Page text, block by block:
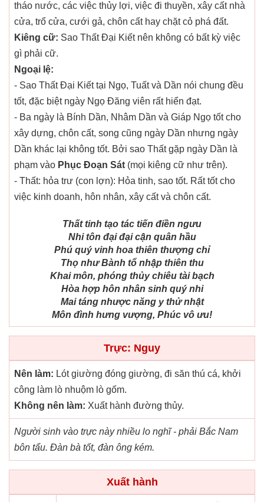
tháo nước, các việc thủy lợi, việc đi thuyền, xây cất nhà
cửa, trổ cửa, cưới gả, chôn cất hay chặt cỏ phá đất.
Kiêng cữ: Sao Thất Đại Kiết nên không có bất kỳ việc
gì phải cữ.
Ngoại lệ:
- Sao Thất Đại Kiết tại Ngọ, Tuất và Dần nói chung đều
tốt, đặc biệt ngày Ngọ Đăng viên rất hiển đạt.
- Ba ngày là Bính Dần, Nhâm Dần và Giáp Ngọ tốt cho
xây dựng, chôn cất, song cũng ngày Dần nhưng ngày
Dần khác lại không tốt. Bởi sao Thất gặp ngày Dần là
phạm vào Phục Đoạn Sát (mọi kiêng cữ như trên).
- Thất: hỏa trư (con lợn): Hỏa tinh, sao tốt. Rất tốt cho
việc kinh doanh, hôn nhân, xây cất và chôn cất.
Thất tinh tạo tác tiến điền ngưu
Nhi tôn đại đại cận quân hầu
Phú quý vinh hoa thiên thượng chỉ
Thọ như Bành tổ nhập thiên thu
Khai môn, phóng thủy chiêu tài bạch
Hòa hợp hôn nhân sinh quý nhi
Mai táng nhược năng y thử nhật
Môn đình hưng vượng, Phúc vô ưu!
Trực: Nguy
Nên làm: Lót giường đóng giường, đi săn thú cá, khởi
công làm lò nhuộm lò gốm.
Không nên làm: Xuất hành đường thủy.
Người sinh vào trực này nhiều lo nghĩ - phải Bắc Nam
bôn tẩu. Đàn bà tốt, đàn ông kém.
Xuất hành